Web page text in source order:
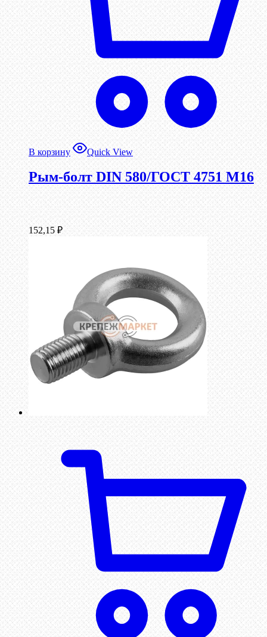
В корзину Quick View
Рым-болт DIN 580/ГОСТ 4751 М16
152,15 ₽